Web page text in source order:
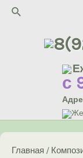
Перейти
Поиск
с
Главная /